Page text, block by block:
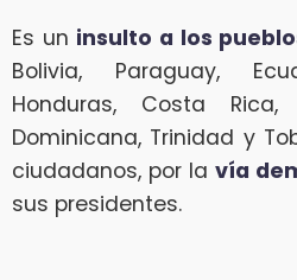
Es un insulto a los
Bolivia, Paraguay,
Honduras, Costa Rica,
Dominicana, Trinidad y
ciudadanos, por la vía
sus presidentes.